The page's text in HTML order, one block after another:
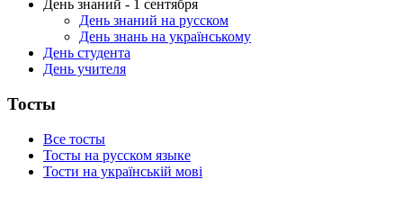
День знаний - 1 сентября
День знаний на русском
День знань на українському
День студента
День учителя
Тосты
Все тосты
Тосты на русском языке
Тости на українській мові